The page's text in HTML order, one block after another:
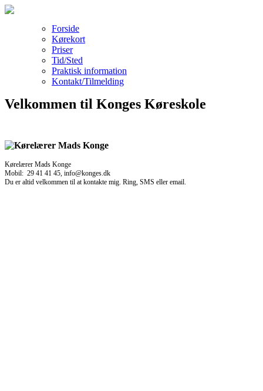
Forside
Kørekort
Priser
Tid/Sted
Praktisk information
Kontakt/Tilmelding
Velkommen til Konges Køreskole
Kørelærer Mads Konge
Mobil: 29 41 41 45, info@konges.dk
Du er altid velkommen til at kontakte mig. Ring, SMS eller email.